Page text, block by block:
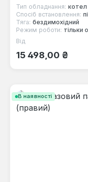
Тип обладнання: котел
Спосіб встановлення:
Тяга: бездимохідний
Режим роботи: тільки
Звичайна ціна:
Від
15 498,00 ₴
В наявності